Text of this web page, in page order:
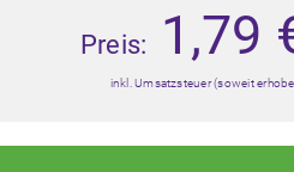
Preis: 1,79
inkl. Umsatzsteuer (soweit